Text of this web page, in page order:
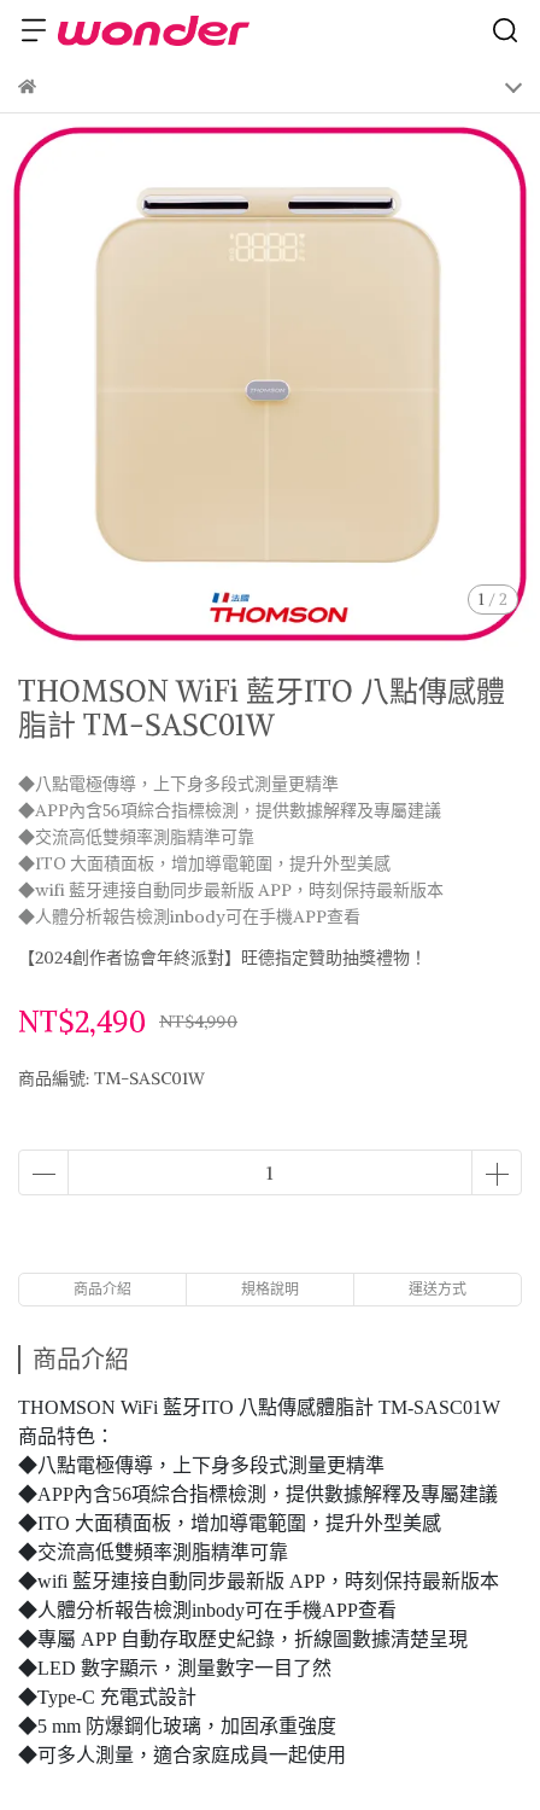
1 /2
THOMSON WiFi 藍牙ITO 八點傳感體
脂計 TM-SASC01W
◆八點電極傳導，上下身多段式測量更精準
◆APP內含56項綜合指標檢測，提供數據解釋及專屬建議
◆交流高低雙頻率測脂精準可靠
◆ITO 大面積面板，增加導電範圍，提升外型美感
◆wifi 藍牙連接自動同步最新版 APP，時刻保持最新版本
◆人體分析報告檢測inbody可在手機APP查看
【2024創作者協會年終派對】旺德指定贊助抽獎禮物！
NT$2,490 NT$4,990
商品編號: TM-SASC01W
商品介紹 規格說明 運送方式
商品介紹
THOMSON WiFi 藍牙ITO 八點傳感體脂計 TM-SASC01W
商品特色：
◆八點電極傳導，上下身多段式測量更精準
◆APP內含56項綜合指標檢測，提供數據解釋及專屬建議
◆ITO 大面積面板，增加導電範圍，提升外型美感
◆交流高低雙頻率測脂精準可靠
◆wifi 藍牙連接自動同步最新版 APP，時刻保持最新版本
◆人體分析報告檢測inbody可在手機APP查看
◆專屬 APP 自動存取歷史紀錄，折線圖數據清楚呈現
◆LED 數字顯示，測量數字一目了然
◆Type-C 充電式設計
◆5 mm 防爆鋼化玻璃，加固承重強度
◆可多人測量，適合家庭成員一起使用